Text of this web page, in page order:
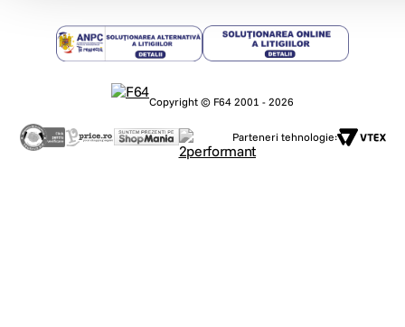
Copyright © F64 2001 - 2026
Parteneri tehnologie: